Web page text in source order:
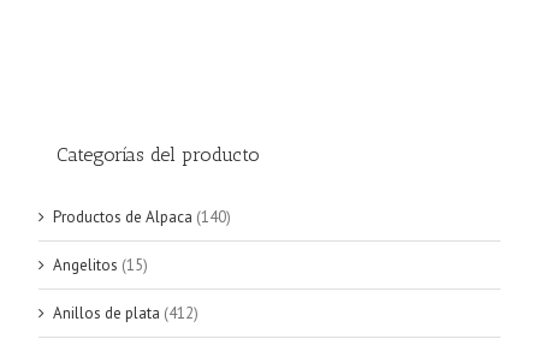
Categorías del producto
Productos de Alpaca (140)
Angelitos (15)
Anillos de plata (412)